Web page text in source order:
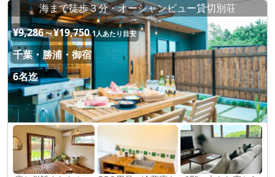
海まで徒歩３分・オーシャンビュー貸切別荘
¥9,286～¥19,750 1人あたり目安
千葉・勝浦・御宿
6名迄